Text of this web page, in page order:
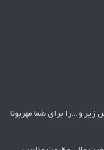
و ...را برای شما مهربونا